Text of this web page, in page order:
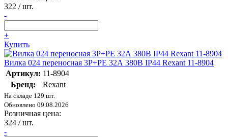
322 / шт.
-
+
Купить
Вилка 024 переносная 3Р+РЕ 32А 380В IP44 Rexant 11-8904
Артикул: 11-8904
Бренд:
Rexant
На складе 129 шт.
Обновлено 09.08.2026
Розничная цена:
324 / шт.
-